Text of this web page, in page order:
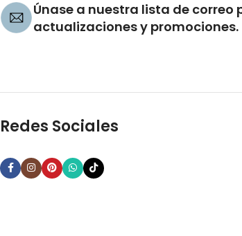
Únase a nuestra lista de
actualizaciones y promociones.
Redes Sociales